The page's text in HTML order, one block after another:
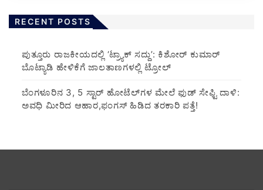
RECENT POSTS
ಪುತ್ತೂರು ರಾಜಕೀಯದಲ್ಲಿ ‘ಟ್ರ್ಯಾಕ್ ಸದ್ದು’: ಕಿಶೋರ್ ಕುಮಾರ್
ಬೊಟ್ಯಾಡಿ ಹೇಳಿಕೆಗೆ ಜಾಲತಾಣಗಳಲ್ಲಿ ಟ್ರೋಲ್
​ಬೆಂಗಳೂರಿನ 3, 5 ಸ್ಟಾರ್ ಹೋಟೆಲ್‌ಗಳ ಮೇಲೆ ಫುಡ್ ಸೇಫ್ಟಿ ದಾಳಿ:
ಅವಧಿ ಮೀರಿದ ಆಹಾರ,ಫಂಗಸ್ ಹಿಡಿದ ತರಕಾರಿ ಪತ್ತೆ!